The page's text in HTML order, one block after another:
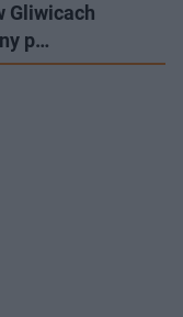
Gliwicach
p…